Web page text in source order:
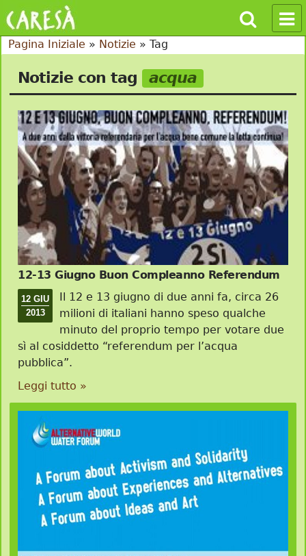
Pagina Iniziale » Notizie » Tag
Notizie con tag acqua
12-13 Giugno Buon Compleanno Referendum
12 GIU
2013
Il 12 e 13 giugno di due anni fa, circa 26
milioni di italiani hanno speso qualche
minuto del proprio tempo per votare due
sì al cosiddetto “referendum per l’acqua
pubblica”.
Leggi tutto »